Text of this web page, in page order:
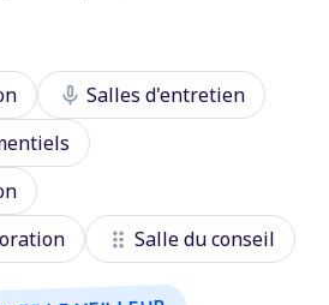
mic Salles d'entretien
drag_indicator Salle du conseil